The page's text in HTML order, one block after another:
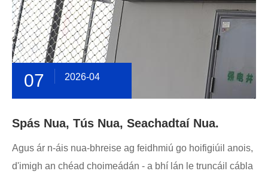
07 2026-04
Spás Nua, Tús Nua, Seachadtaí Nua.
Agus ár n-áis nua-bhreise ag feidhmiú go hoifigiúil anois,
d'imigh an chéad choimeádán - a bhí lán le truncáil cábla